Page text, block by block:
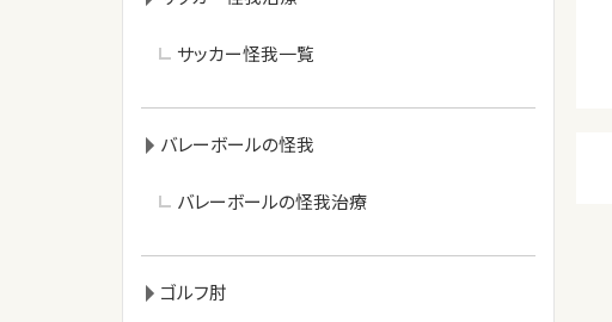
サッカー怪我一覧
バレーボールの怪我
バレーボールの怪我治療
ゴルフ肘